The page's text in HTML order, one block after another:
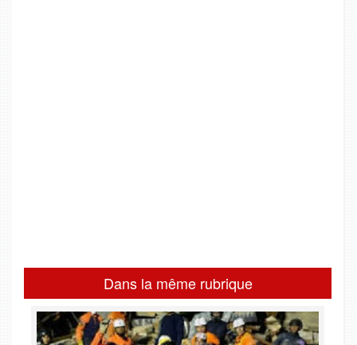
Dans la même rubrique